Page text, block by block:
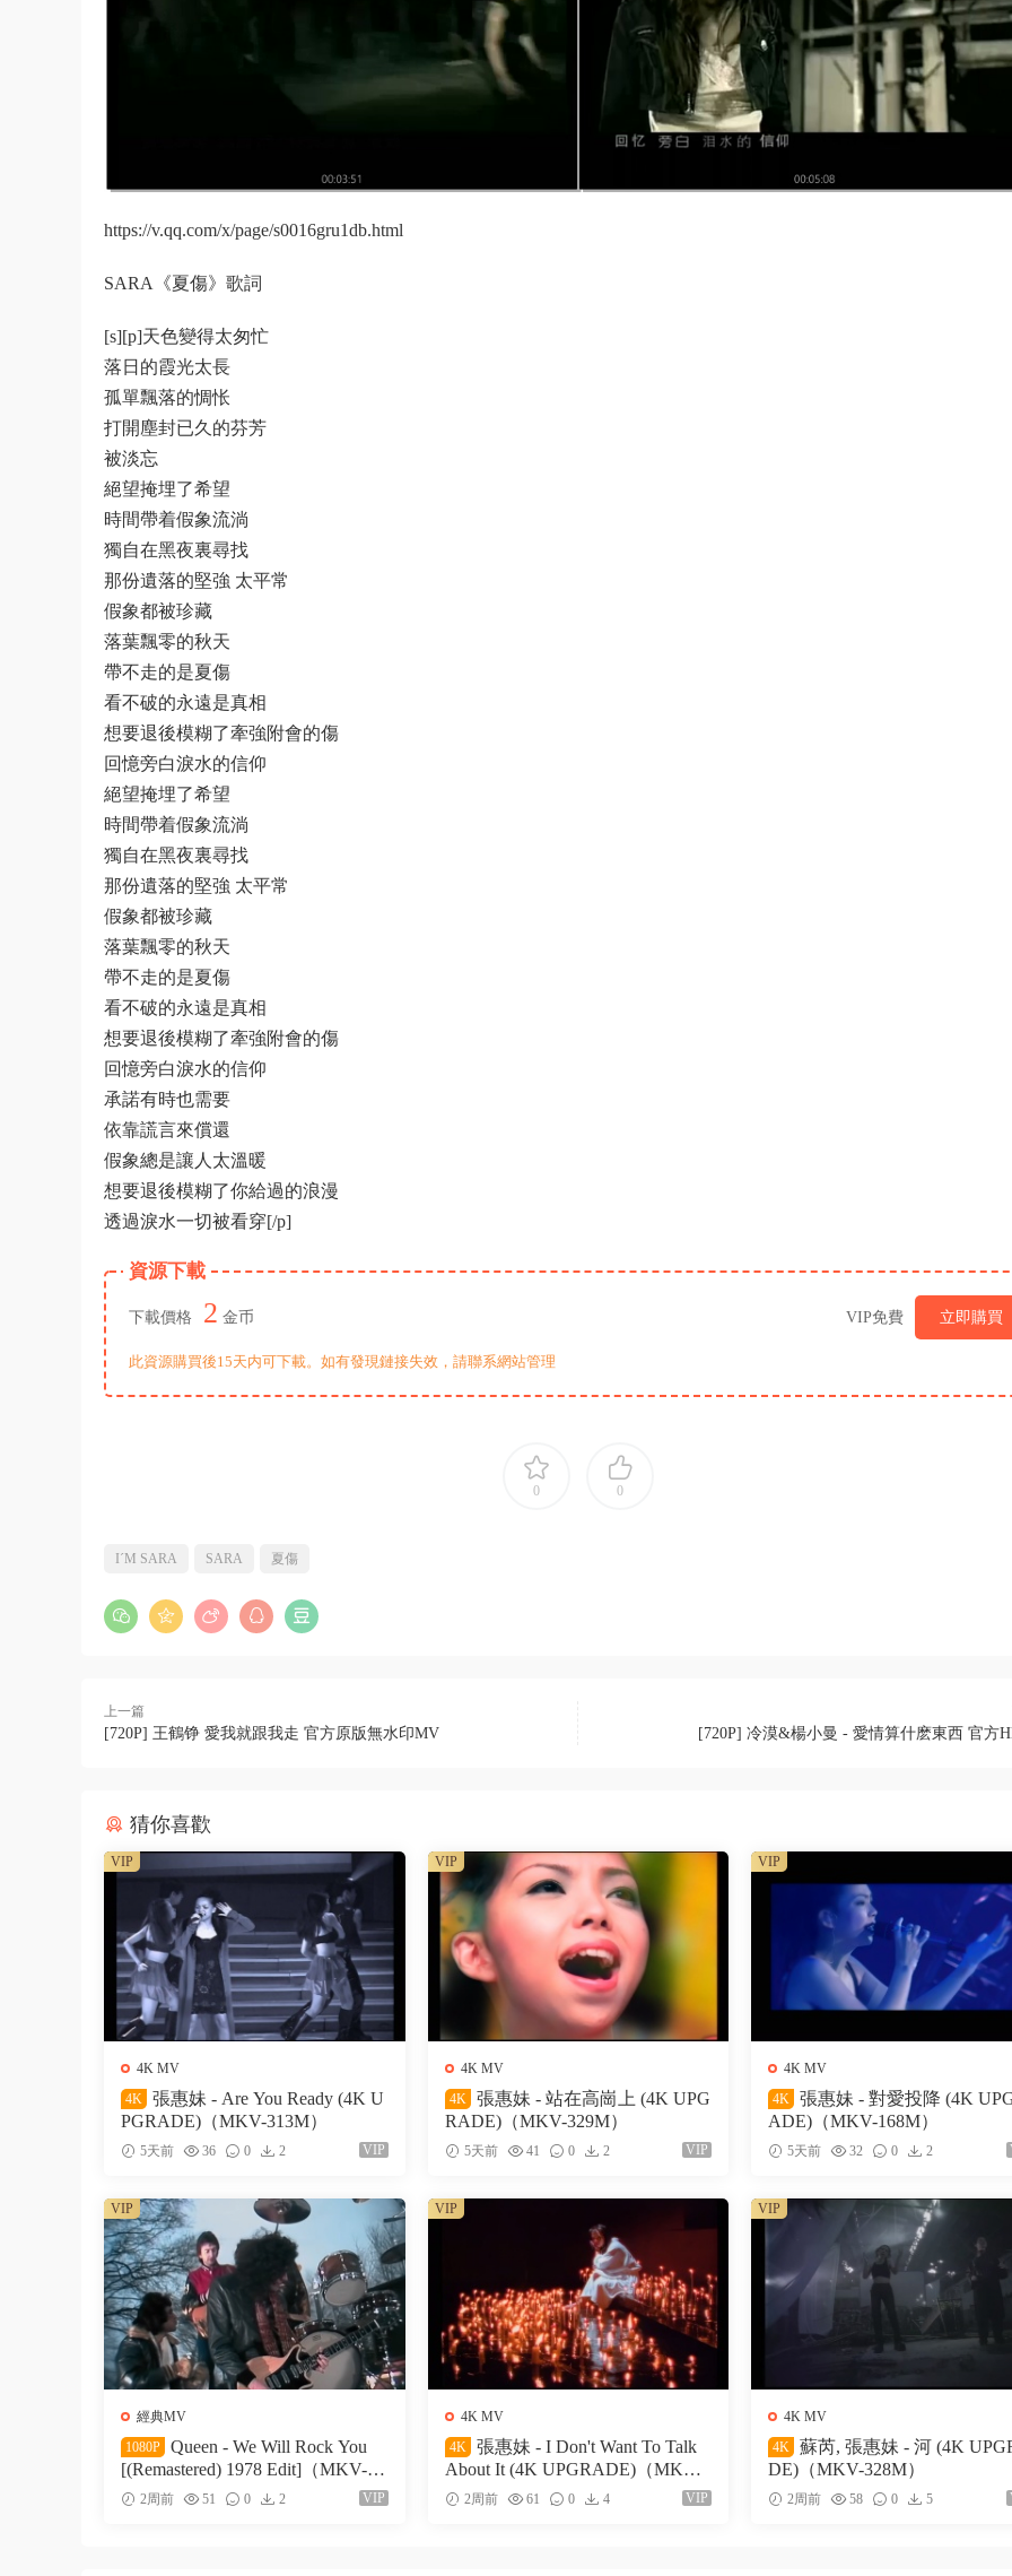
https://v.qq.com/x/page/s0016gru1db.html
SARA《夏傷》歌詞
[s][p]天色變得太匆忙
落日的霞光太長
孤單飄落的惆怅
打開塵封已久的芬芳
被淡忘
絕望掩埋了希望
時間帶着假象流淌
獨自在黑夜裏尋找
那份遺落的堅強 太平常
假象都被珍藏
落葉飄零的秋天
帶不走的是夏傷
看不破的永遠是真相
想要退後模糊了牽強附會的傷
回憶旁白淚水的信仰
絕望掩埋了希望
時間帶着假象流淌
獨自在黑夜裏尋找
那份遺落的堅強 太平常
假象都被珍藏
落葉飄零的秋天
帶不走的是夏傷
看不破的永遠是真相
想要退後模糊了牽強附會的傷
回憶旁白淚水的信仰
承諾有時也需要
依靠謊言來償還
假象總是讓人太溫暖
想要退後模糊了你給過的浪漫
透過淚水一切被看穿[/p]
資源下載
下載價格 2 金币 VIP免費 立即購買
此資源購買後15天内可下載。如有發現鏈接失效，請聯系網站管理
0 0
I´M SARA SARA 夏傷
上一篇
[720P] 王鶴铮 愛我就跟我走 官方原版無水印MV [720P] 冷漠&楊小曼 - 愛情算什麽東西 官方
猜你喜歡
4K MV
4K
張惠妹 - Are You Ready (4K U
PGRADE)（MKV-313M）
5天前 36 0 2 VIP
VIP
4K MV
4K
張惠妹 - 站在高崗上 (4K UPG
RADE)（MKV-329M）
5天前 41 0 2 VIP
VIP
4K MV
4K
張惠妹 - 對愛投降 (4K
ADE)（MKV-168M）
5天前 32 0 2
VIP
經典MV
1080P
Queen - We Will Rock You
[(Remastered) 1978 Edit]（MKV-88
M）2周前 51 0 2 VIP
VIP
4K MV
4K
張惠妹 - I Don't Want To Talk
About It (4K UPGRADE)（MKV-4
70M）
2周前 61 0 4 VIP
VIP
4K MV
4K
蘇芮, 張惠妹 - 河 (4K
DE)（MKV-328M）
2周前 58 0 5
VIP